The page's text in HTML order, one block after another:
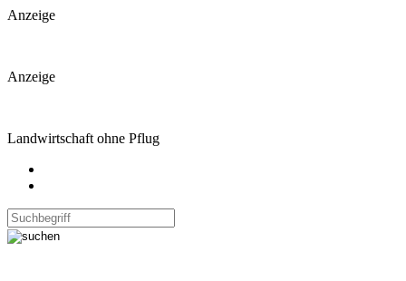
Anzeige
Anzeige
Landwirtschaft ohne Pflug